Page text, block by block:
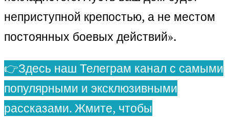
неприступной крепостью, а не местом
постоянных боевых действий».
👉Здесь наш Телеграм канал с самыми
популярными и эксклюзивными
рассказами. Жмите, чтобы